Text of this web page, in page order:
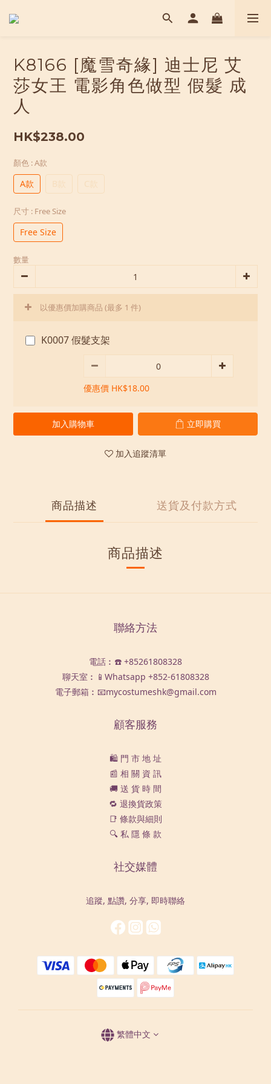
K8166 [魔雪奇緣] 迪士尼 艾
莎女王 電影角色做型 假髮 成
人
HK$238.00
顏色 : A款
A款 B款 C款
尺寸 : Free Size
Free Size
數量
以優惠價加購商品 (最多 1 件)
K0007 假髮支架
優惠價 HK$18.00
加入購物車 立即購買
加入追蹤清單
商品描述 送貨及付款方式
商品描述
聯絡方法
電話︰☎️ +85261808328
聊天室︰📱Whatsapp +852-61808328
電子郵箱︰📧mycostumeshk@gmail.com
顧客服務
🛍️ 門 市 地 址
📰 相 關 資 訊
🚚 送 貨 時 間
🔁 退換貨政策
📑 條款與細則
🔍 私 隱 條 款
社交媒體
追蹤, 點讚, 分享, 即時聯絡
繁體中文